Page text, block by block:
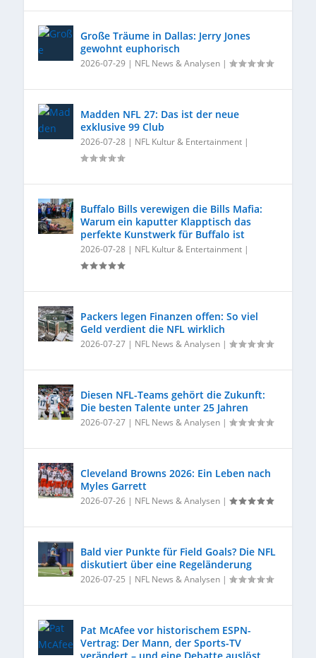
Große Träume in Dallas: Jerry Jones
gewohnt euphorisch
2026-07-29 | NFL News & Analysen |
Madden NFL 27: Das ist der neue
exklusive 99 Club
2026-07-28 | NFL Kultur & Entertainment |
Buffalo Bills verewigen die Bills Mafia:
Warum ein kaputter Klapptisch das
perfekte Kunstwerk für Buffalo ist
2026-07-28 | NFL Kultur & Entertainment |
Packers legen Finanzen offen: So viel
Geld verdient die NFL wirklich
2026-07-27 | NFL News & Analysen |
Diesen NFL-Teams gehört die Zukunft:
Die besten Talente unter 25 Jahren
2026-07-27 | NFL News & Analysen |
Cleveland Browns 2026: Ein Leben nach
Myles Garrett
2026-07-26 | NFL News & Analysen |
Bald vier Punkte für Field Goals? Die NFL
diskutiert über eine Regeländerung
2026-07-25 | NFL News & Analysen |
Pat McAfee vor historischem ESPN-
Vertrag: Der Mann, der Sports-TV